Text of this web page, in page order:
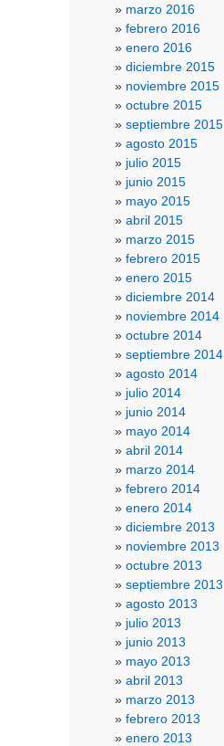
marzo 2016
febrero 2016
enero 2016
diciembre 2015
noviembre 2015
octubre 2015
septiembre 2015
agosto 2015
julio 2015
junio 2015
mayo 2015
abril 2015
marzo 2015
febrero 2015
enero 2015
diciembre 2014
noviembre 2014
octubre 2014
septiembre 2014
agosto 2014
julio 2014
junio 2014
mayo 2014
abril 2014
marzo 2014
febrero 2014
enero 2014
diciembre 2013
noviembre 2013
octubre 2013
septiembre 2013
agosto 2013
julio 2013
junio 2013
mayo 2013
abril 2013
marzo 2013
febrero 2013
enero 2013